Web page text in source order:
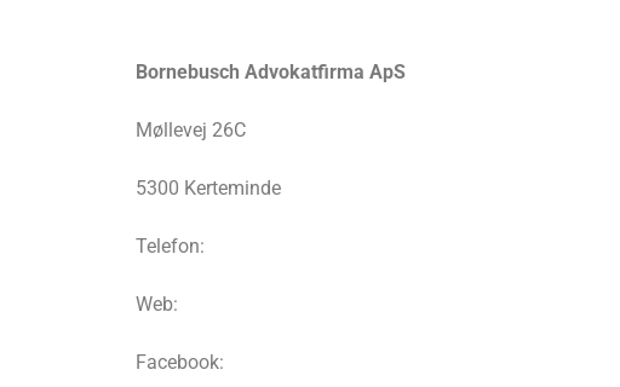
Bornebusch Advokatfirma ApS
Møllevej 26C
5300 Kerteminde
Telefon:
Web:
Facebook: